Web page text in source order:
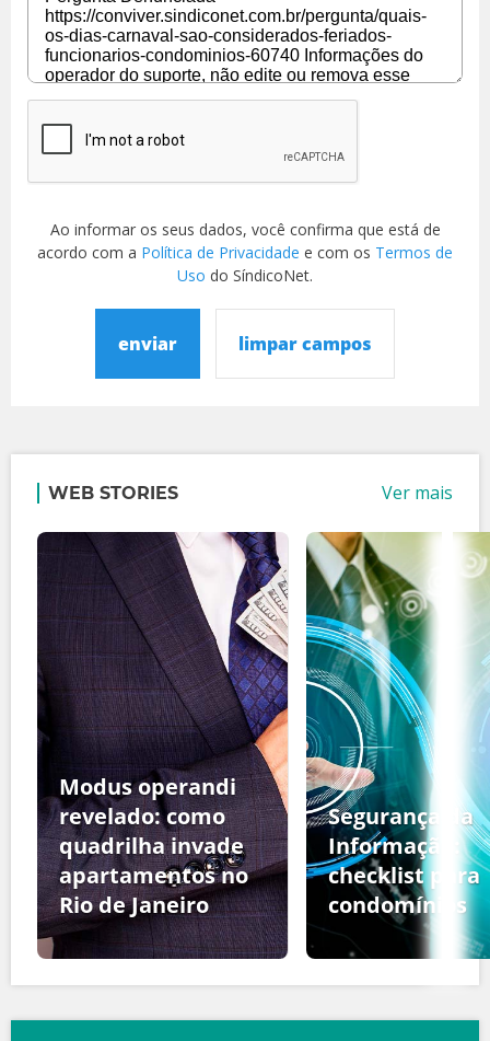
Ao informar os seus dados, você confirma que está de
acordo com a Política de Privacidade e com os Termos de
Uso do SíndicoNet.
enviar limpar campos
WEB STORIES Ver mais
Modus operandi
revelado: como
quadrilha invade
apartamentos no
Rio de Janeiro
Segurança da
Informação:
checklist para
condomínios